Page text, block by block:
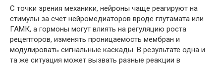
С точки зрения механики, нейроны чаще реагируют на
стимулы за счёт нейромедиаторов вроде глутамата или
ГАМК, а гормоны могут влиять на регуляцию роста
рецепторов, изменять проницаемость мембран и
модулировать сигнальные каскады. В результате одна и
та же ситуация может вызвать разные реакции в